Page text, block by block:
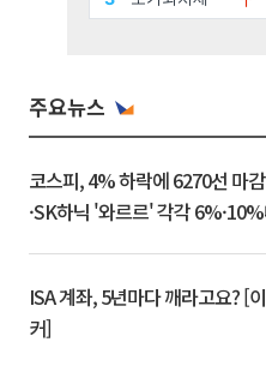
주요뉴스
코스피, 4% 하락에 6270선 마
·SK하닉 '와르르' 각각
ISA 계좌, 5년마다 깨라고요? [
커]